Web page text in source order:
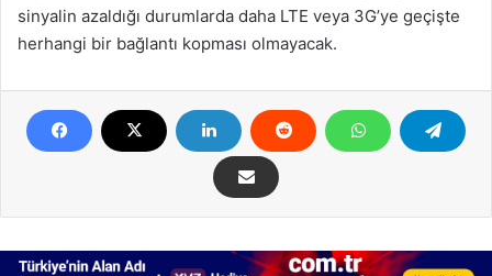
sinyalin azaldığı durumlarda daha LTE veya 3G’ye geçişte
herhangi bir bağlantı kopması olmayacak.